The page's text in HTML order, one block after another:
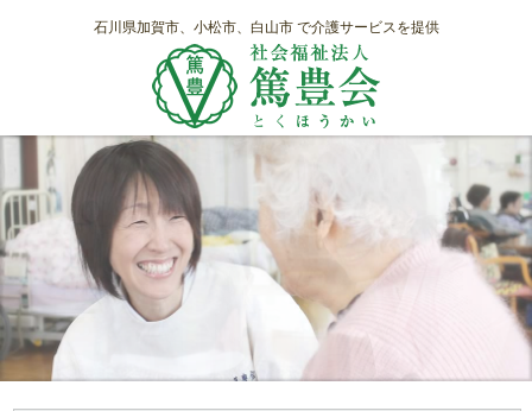
石川県加賀市、小松市、白山市 で介護サービスを提供